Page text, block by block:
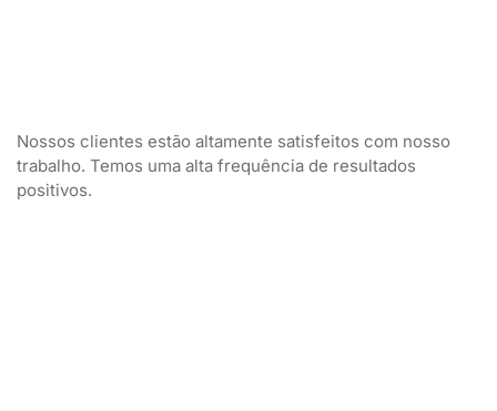
Nossos clientes estão altamente satisfeitos com nosso
trabalho. Temos uma alta frequência de resultados
positivos.